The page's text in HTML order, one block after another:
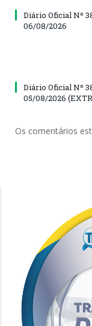
Diário Oficial Nº
06/08/2026
Diário Oficial Nº
05/08/2026
Os comentários